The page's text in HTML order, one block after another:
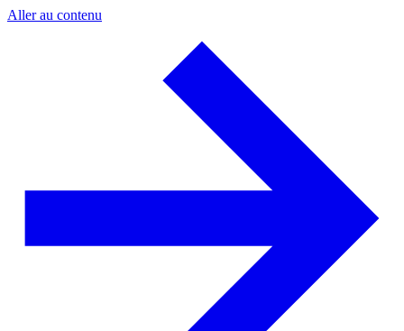
Aller au contenu